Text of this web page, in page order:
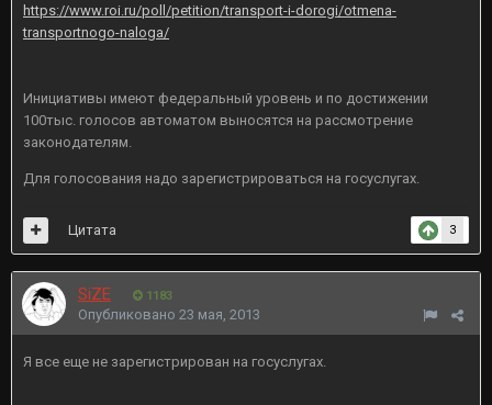
https://www.roi.ru/poll/petition/transport-i-dorogi/otmena-
transportnogo-naloga/
Инициативы имеют федеральный уровень и по достижении
100тыс. голосов автоматом выносятся на рассмотрение
законодателям.
Для голосования надо зарегистрироваться на госуслугах.
3
Цитата
SiZE 1183
Опубликовано 23 мая, 2013
Я все еще не зарегистрирован на госуслугах.